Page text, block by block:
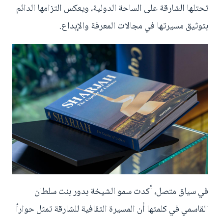
تحتلها الشارقة على الساحة الدولية، ويعكس التزامها الدائم
بتوثيق مسيرتها في مجالات المعرفة والإبداع.
في سياق متصل، أكدت سمو الشيخة بدور بنت سلطان
القاسمي في كلمتها أن المسيرة الثقافية للشارقة تمثل حواراً